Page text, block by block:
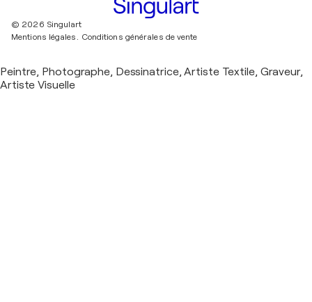
© 2026 Singulart
Mentions légales. Conditions générales de vente
Peintre, Photographe, Dessinatrice, Artiste Textile, Graveur,
Artiste Visuelle